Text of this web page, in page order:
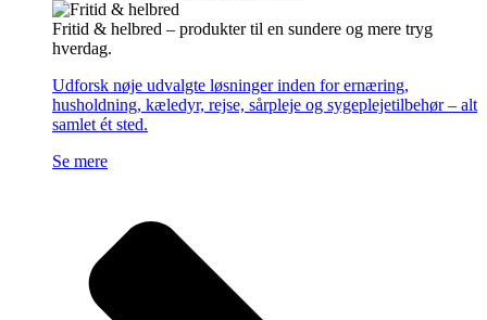
Fritid & helbred – produkter til en sundere og mere tryg
hverdag.
Udforsk nøje udvalgte løsninger inden for ernæring,
husholdning, kæledyr, rejse, sårpleje og sygeplejetilbehør – alt
samlet ét sted.
Se mere